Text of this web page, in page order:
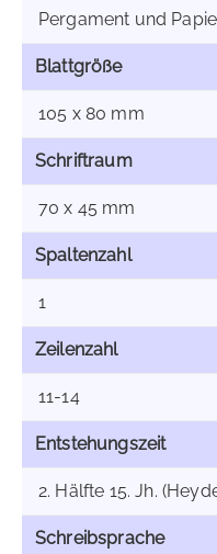
Pergament und
Blattgröße
105 x 80 mm
Schriftraum
70 x 45 mm
Spaltenzahl
1
Zeilenzahl
11-14
Entstehungszeit
2. Hälfte 15. Jh.
Schreibsprache